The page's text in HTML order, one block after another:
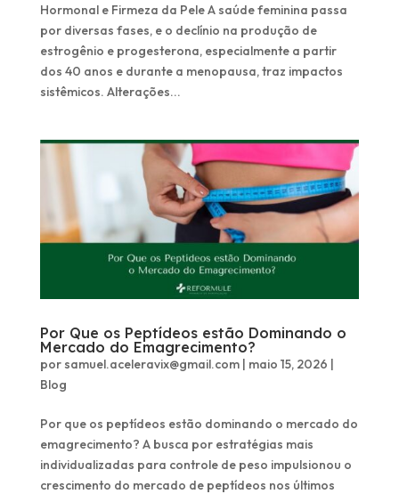
Hormonal e Firmeza da Pele A saúde feminina passa
por diversas fases, e o declínio na produção de
estrogênio e progesterona, especialmente a partir
dos 40 anos e durante a menopausa, traz impactos
sistêmicos. Alterações...
Por Que os Peptídeos estão Dominando o
Mercado do Emagrecimento?
por samuel.aceleravix@gmail.com| maio 15, 2026 |
Blog
Por que os peptídeos estão dominando o mercado do
emagrecimento? A busca por estratégias mais
individualizadas para controle de peso impulsionou o
crescimento do mercado de peptídeos nos últimos